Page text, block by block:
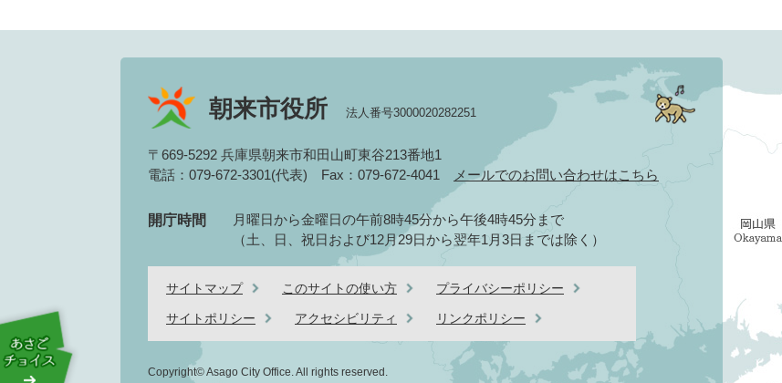
朝来市役所 法人番号3000020282251
〒669-5292 兵庫県朝来市和田山町東谷213番地1
電話：079-672-3301(代表) Fax：079-672-4041 メールでのお問い合わせはこちら
開庁時間
月曜日から金曜日の午前8時45分から午後4時45分まで
（土、日、祝日および12月29日から翌年1月3日までは除く）
サイトマップ このサイトの使い方 プライバシーポリシー
サイトポリシー アクセシビリティ リンクポリシー
Copyright© Asago City Office. All rights reserved.